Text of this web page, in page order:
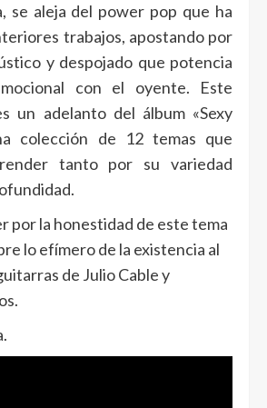
se aleja del power pop que ha
trabajos, apostando por
y despojado que potencia
con el oyente. Este
un adelanto del álbum «Sexy
colección de 12 temas que
tanto por su variedad
por la honestidad de este tema
lo efímero de la existencia al
de Julio Cable y